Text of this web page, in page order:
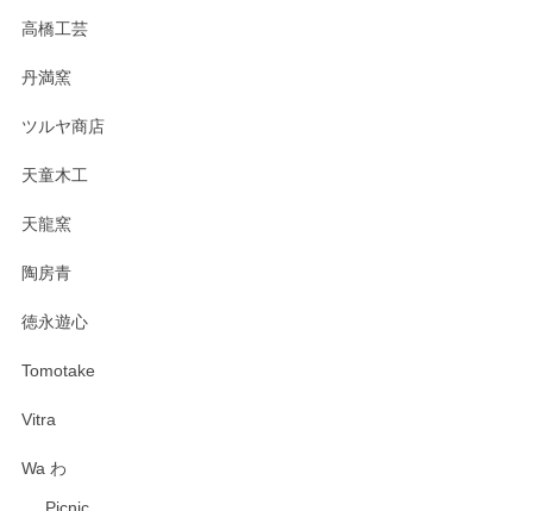
高橋工芸
丹満窯
ツルヤ商店
天童木工
天龍窯
陶房青
徳永遊心
Tomotake
Vitra
Wa わ
Picnic